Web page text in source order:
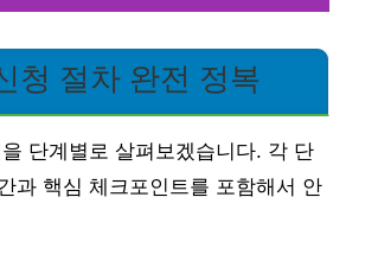
청 절차 완전 정복
단계별로 살펴보겠습니다. 각 단
과 핵심 체크포인트를 포함해서 안